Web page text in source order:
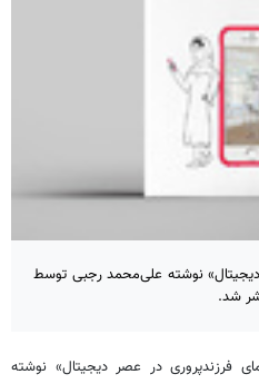
نوشته علی‌محمد رجبی توسط
شد.
فرزندپروری در عصر دیجیتال» نوشته